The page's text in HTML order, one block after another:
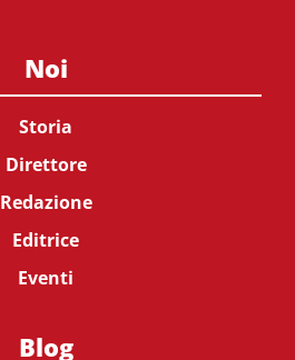
Noi
Storia
Direttore
Redazione
Editrice
Eventi
Blog